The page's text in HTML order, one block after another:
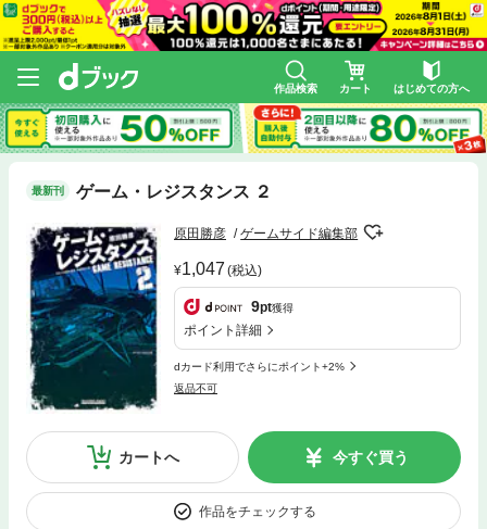
作品検索 カート はじめての方へ
最新刊 ゲーム・レジスタンス ２
原田勝彦 ゲームサイド編集部
1,047 (税込)
9pt獲得
ポイント詳細
dカード利用でさらにポイント+2%
返品不可
カートへ 今すぐ買う
作品をチェックする